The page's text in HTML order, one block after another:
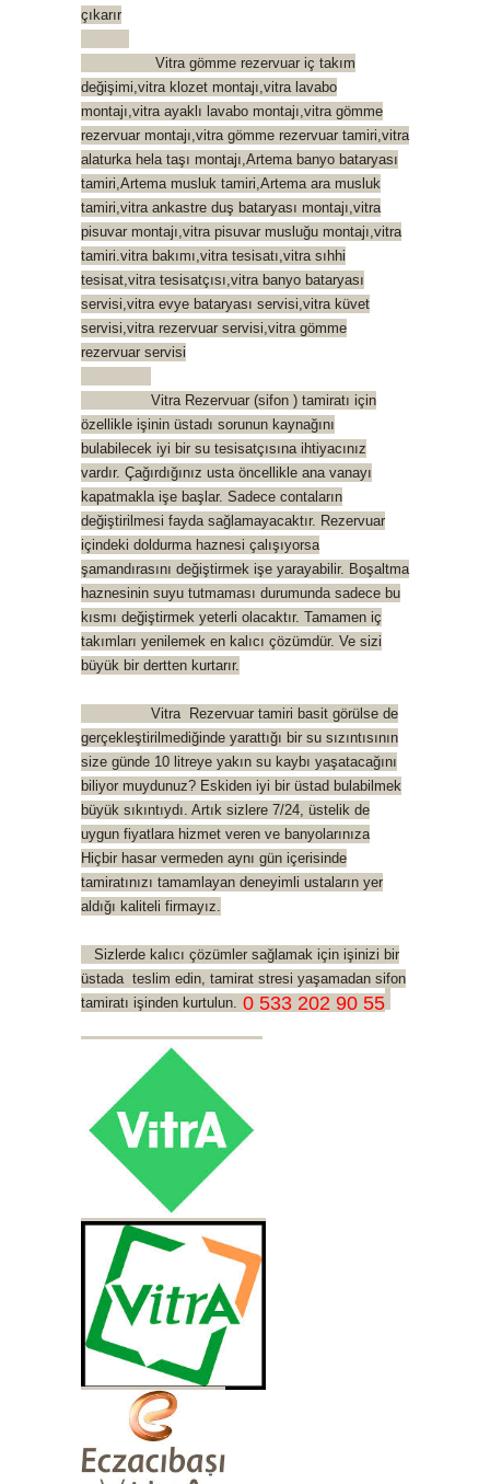
çıkarır
Vitra gömme rezervuar iç takım
değişimi,vitra klozet montajı,vitra lavabo
montajı,vitra ayaklı lavabo montajı,vitra gömme
rezervuar montajı,vitra gömme rezervuar tamiri,vitra
alaturka hela taşı montajı,Artema banyo bataryası
tamiri,Artema musluk tamiri,Artema ara musluk
tamiri,vitra ankastre duş bataryası montajı,vitra
pisuvar montajı,vitra pisuvar musluğu montajı,vitra
tamiri.vitra bakımı,vitra tesisatı,vitra sıhhi
tesisat,vitra tesisatçısı,vitra banyo bataryası
servisi,vitra evye bataryası servisi,vitra küvet
servisi,vitra rezervuar servisi,vitra gömme
rezervuar servisi
Vitra Rezervuar (sifon ) tamiratı için
özellikle işinin üstadı sorunun kaynağını
bulabilecek iyi bir su tesisatçısına ihtiyacınız
vardır. Çağırdığınız usta öncellikle ana vanayı
kapatmakla işe başlar. Sadece contaların
değiştirilmesi fayda sağlamayacaktır. Rezervuar
içindeki doldurma haznesi çalışıyorsa
şamandırasını değiştirmek işe yarayabilir. Boşaltma
haznesinin suyu tutmaması durumunda sadece bu
kısmı değiştirmek yeterli olacaktır. Tamamen iç
takımları yenilemek en kalıcı çözümdür. Ve sizi
büyük bir dertten kurtarır.
Vitra Rezervuar tamiri basit görülse de
gerçekleştirilmediğinde yarattığı bir su sızıntısının
size günde 10 litreye yakın su kaybı yaşatacağını
biliyor muydunuz? Eskiden iyi bir üstad bulabilmek
büyük sıkıntıydı. Artık sizlere 7/24, üstelik de
uygun fiyatlara hizmet veren ve banyolarınıza
Hiçbir hasar vermeden aynı gün içerisinde
tamiratınızı tamamlayan deneyimli ustaların yer
aldığı kaliteli firmayız.
Sizlerde kalıcı çözümler sağlamak için işinizi bir
üstada teslim edin, tamirat stresi yaşamadan sifon
tamiratı işinden kurtulun. 0 533 202 90 55